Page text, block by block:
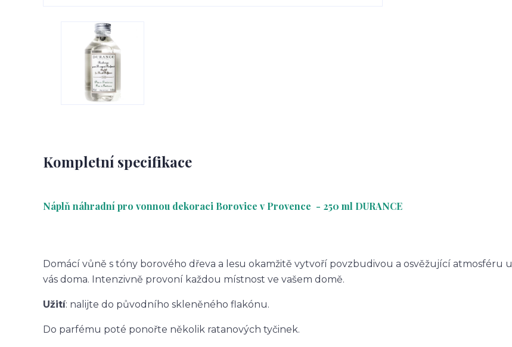
Kompletní specifikace
Náplň náhradní pro vonnou dekoraci Borovice v Provence - 250 ml DURANCE
Domácí vůně s tóny borového dřeva a lesu okamžitě vytvoří povzbudivou a osvěžující atmosféru u
vás doma. Intenzivně provoní každou místnost ve vašem domě.
Užití: nalijte do původního skleněného flakónu.
Do parfému poté ponořte několik ratanových tyčinek.